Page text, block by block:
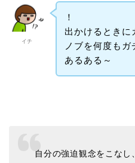
イチ
！
出かけるときに
ノブを何度もガ
あるある～
自分の強迫観念をこな